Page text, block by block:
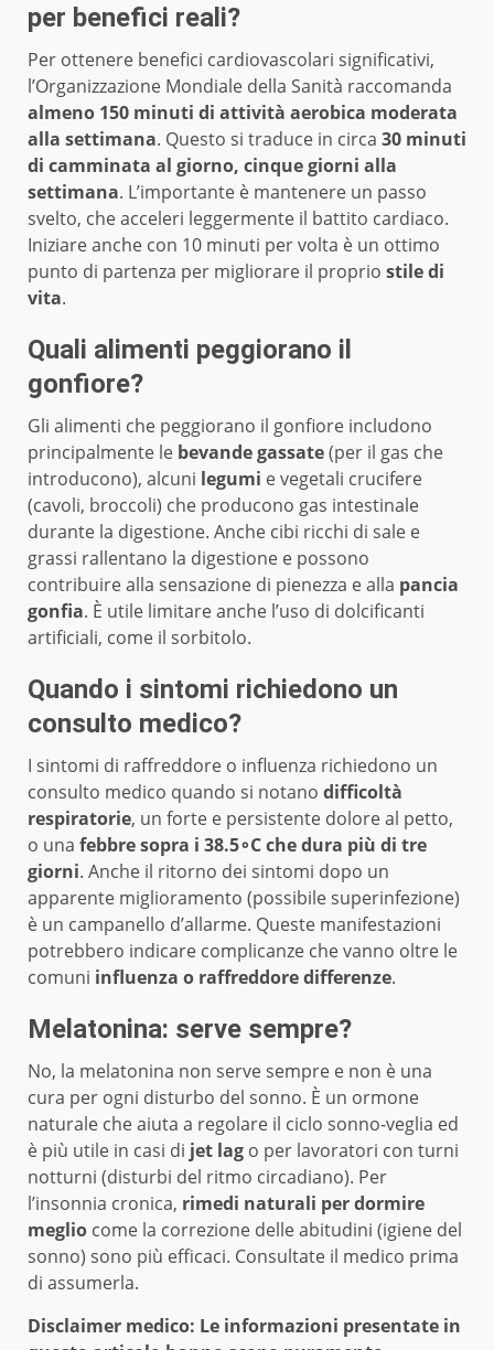
per benefici reali?
Per ottenere benefici cardiovascolari significativi,
l’Organizzazione Mondiale della Sanità raccomanda
almeno 150 minuti di attività aerobica moderata
alla settimana. Questo si traduce in circa 30 minuti
di camminata al giorno, cinque giorni alla
settimana. L’importante è mantenere un passo
svelto, che acceleri leggermente il battito cardiaco.
Iniziare anche con 10 minuti per volta è un ottimo
punto di partenza per migliorare il proprio stile di
vita.
Quali alimenti peggiorano il
gonfiore?
Gli alimenti che peggiorano il gonfiore includono
principalmente le bevande gassate(per il gas che
introducono), alcuni legumi e vegetali crucifere
(cavoli, broccoli) che producono gas intestinale
durante la digestione. Anche cibi ricchi di sale e
grassi rallentano la digestione e possono
contribuire alla sensazione di pienezza e alla pancia
gonfia. È utile limitare anche l’uso di dolcificanti
artificiali, come il sorbitolo.
Quando i sintomi richiedono un
consulto medico?
I sintomi di raffreddore o influenza richiedono un
consulto medico quando si notano difficoltà
respiratorie, un forte e persistente dolore al petto,
o una febbre sopra i 38.5∘C che dura più di tre
giorni. Anche il ritorno dei sintomi dopo un
apparente miglioramento (possibile superinfezione)
è un campanello d’allarme. Queste manifestazioni
potrebbero indicare complicanze che vanno oltre le
comuni influenza o raffreddore differenze.
Melatonina: serve sempre?
No, la melatonina non serve sempre e non è una
cura per ogni disturbo del sonno. È un ormone
naturale che aiuta a regolare il ciclo sonno-veglia ed
è più utile in casi di jet lag o per lavoratori con turni
notturni (disturbi del ritmo circadiano). Per
l’insonnia cronica, rimedi naturali per dormire
meglio come la correzione delle abitudini (igiene del
sonno) sono più efficaci. Consultate il medico prima
di assumerla.
Disclaimer medico: Le informazioni presentate in